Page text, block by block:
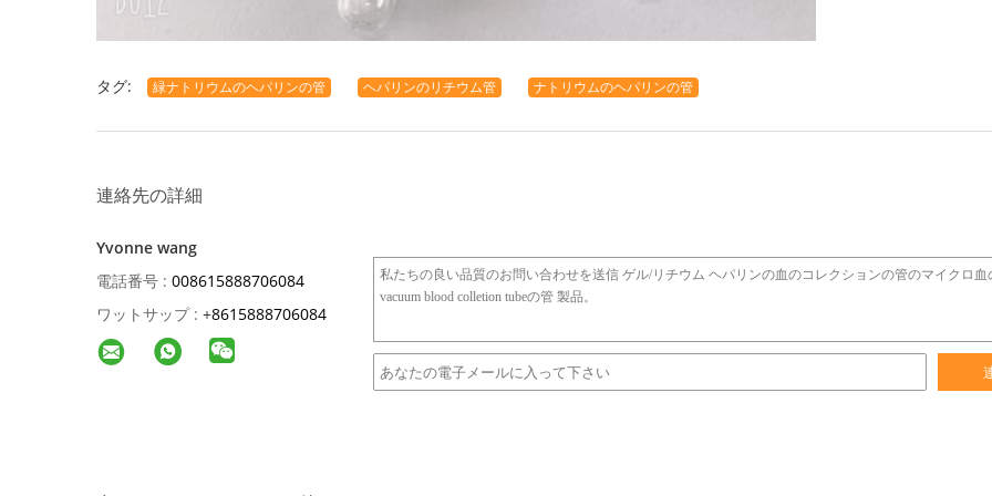
タグ: 緑ナトリウムのヘパリンの管 ヘパリンのリチウム管 ナトリウムのヘパリンの管
連絡先の詳細
Yvonne wang
電話番号 : 008615888706084
ワットサップ : +8615888706084